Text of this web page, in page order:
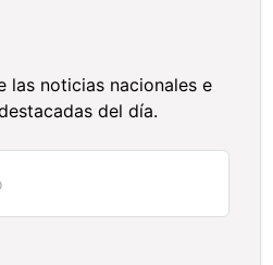
las noticias nacionales e
del día.